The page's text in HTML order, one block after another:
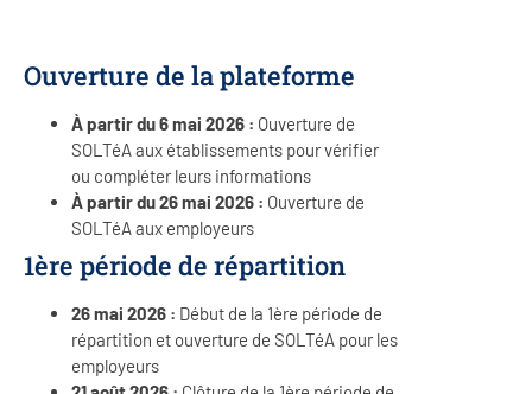
Ouverture de la plateforme
À partir du 6 mai 2026 : Ouverture de
SOLTéA aux établissements pour vérifier
ou compléter leurs informations
À partir du 26 mai 2026 : Ouverture de
SOLTéA aux employeurs
1ère période de répartition
26 mai 2026 : Début de la 1ère période de
répartition et ouverture de SOLTéA pour les
employeurs